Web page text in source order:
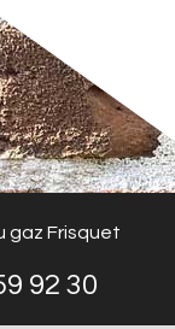
gaz Frisquet
92 30